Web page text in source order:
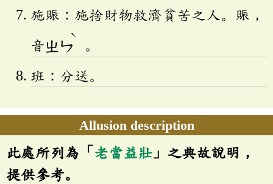
施賑：施捨財物救濟貧苦之人。賑，
音ㄓㄣ
ˋ
。
班：分送。
Allusion description
此處所列為「 老當益壯 」之典故說明，
提供參考。